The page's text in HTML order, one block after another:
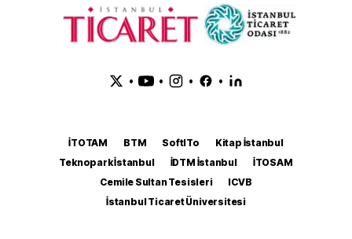
• • • •
İTOTAM BTM SoftITo
Kitap İstanbul
Teknopark İstanbul
İDTM İstanbul
İTOSAM
Cemile Sultan Tesisleri
ICVB
İstanbul Ticaret Üniversitesi